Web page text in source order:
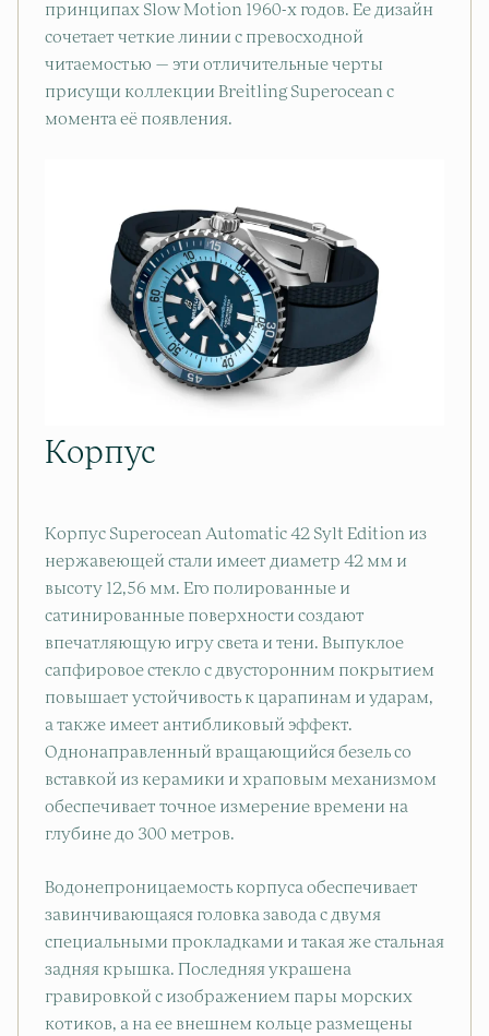
принципах Slow Motion 1960-х годов. Ее дизайн
сочетает четкие линии с превосходной
читаемостью — эти отличительные черты
присущи коллекции Breitling Superocean с
момента её появления.
Корпус
Корпус Superocean Automatic 42 Sylt Edition из
нержавеющей стали имеет диаметр 42 мм и
высоту 12,56 мм. Его полированные и
сатинированные поверхности создают
впечатляющую игру света и тени. Выпуклое
сапфировое стекло с двусторонним покрытием
повышает устойчивость к царапинам и ударам,
а также имеет антибликовый эффект.
Однонаправленный вращающийся безель со
вставкой из керамики и храповым механизмом
обеспечивает точное измерение времени на
глубине до 300 метров.
Водонепроницаемость корпуса обеспечивает
завинчивающаяся головка завода с двумя
специальными прокладками и такая же стальная
задняя крышка. Последняя украшена
гравировкой с изображением пары морских
котиков, а на ее внешнем кольце размещены